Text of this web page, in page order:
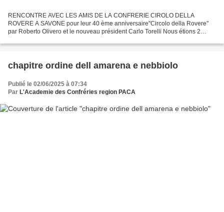
RENCONTRE AVEC LES AMIS DE LA CONFRERIE CIROLO DELLA
ROVERE A SAVONE pour leur 40 ème anniversaire''Circolo della Rovere''
par Roberto Olivero et le nouveau président Carlo Torelli Nous étions 2
chapitre ordine dell amarena e nebbiolo
Publié le 02/06/2025 à 07:34
Par L'Academie des Confréries region PACA